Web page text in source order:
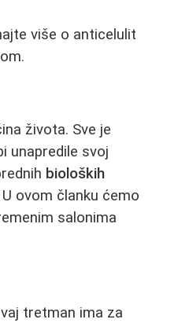
više o anticelulit
života. Sve je
unapredile svoj
bioloških
ovom članku ćemo
salonima
tretman ima za